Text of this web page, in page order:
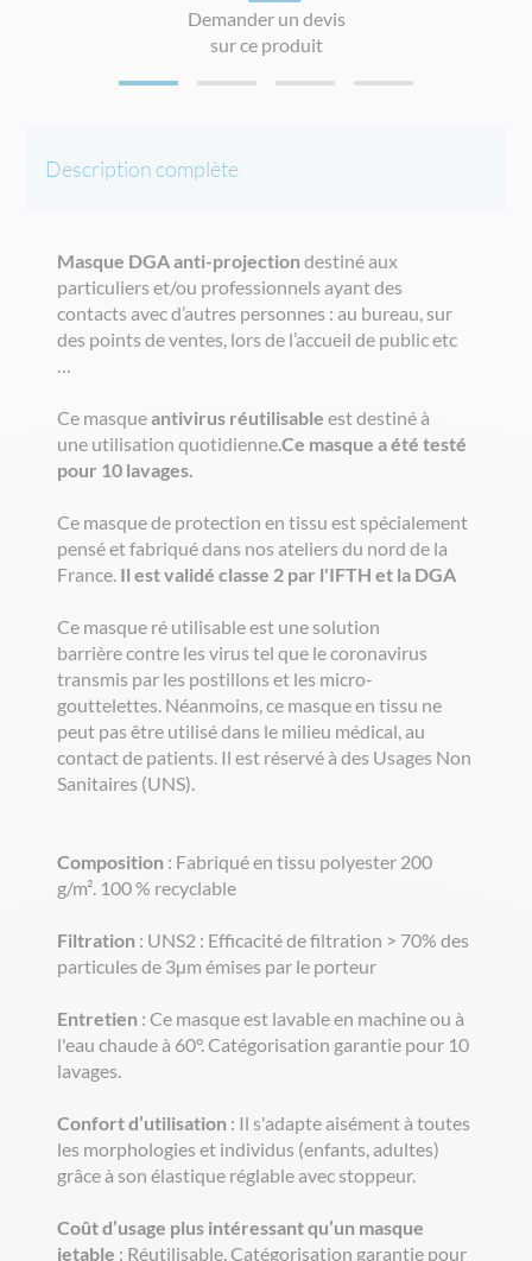
Demander un devis
sur ce produit
Description complète
Masque DGA anti-projection destiné aux
particuliers et/ou professionnels ayant des
contacts avec d’autres personnes : au bureau, sur
des points de ventes, lors de l’accueil de public etc
…
Ce masqueantivirus réutilisable est destiné à
une utilisation quotidienne.Ce masque a été testé
pour 10 lavages.
Ce masque de protection en tissu est spécialement
pensé et fabriqué dans nos ateliers du nord de la
France. Il est validé classe 2 par l'IFTH et la DGA
Ce masque ré utilisable est une solution
barrière contre les virus tel que le coronavirus
transmis par les postillons et les micro-
gouttelettes. Néanmoins, ce masque en tissu ne
peut pas être utilisé dans le milieu médical, au
contact de patients. Il est réservé à des Usages Non
Sanitaires (UNS).
Composition : Fabriqué en tissu polyester 200
g/m². 100 % recyclable
Filtration : UNS2 : Efficacité de filtration > 70% des
particules de 3µm émises par le porteur
Entretien : Ce masque est lavable en machine ou à
l'eau chaude à 60°. Catégorisation garantie pour 10
lavages.
Confort d’utilisation : Il s'adapte aisément à toutes
les morphologies et individus (enfants, adultes)
grâce à son élastique réglable avec stoppeur.
Coût d’usage plus intéressant qu’un masque
jetable : Réutilisable, Catégorisation garantie pour